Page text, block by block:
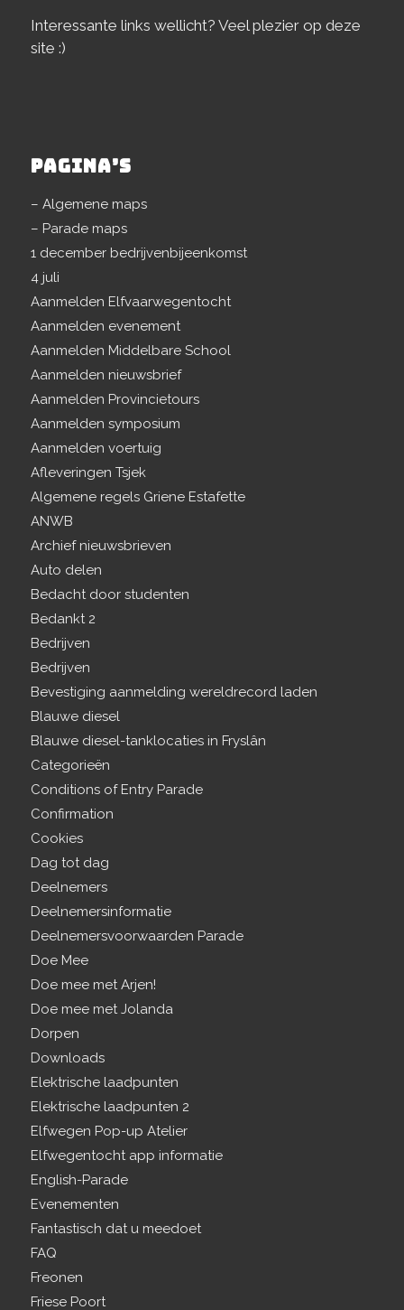
Interessante links wellicht? Veel plezier op deze
site :)
PAGINA’S
– Algemene maps
– Parade maps
1 december bedrijvenbijeenkomst
4 juli
Aanmelden Elfvaarwegentocht
Aanmelden evenement
Aanmelden Middelbare School
Aanmelden nieuwsbrief
Aanmelden Provincietours
Aanmelden symposium
Aanmelden voertuig
Afleveringen Tsjek
Algemene regels Griene Estafette
ANWB
Archief nieuwsbrieven
Auto delen
Bedacht door studenten
Bedankt 2
Bedrijven
Bedrijven
Bevestiging aanmelding wereldrecord laden
Blauwe diesel
Blauwe diesel-tanklocaties in Fryslân
Categorieën
Conditions of Entry Parade
Confirmation
Cookies
Dag tot dag
Deelnemers
Deelnemersinformatie
Deelnemersvoorwaarden Parade
Doe Mee
Doe mee met Arjen!
Doe mee met Jolanda
Dorpen
Downloads
Elektrische laadpunten
Elektrische laadpunten 2
Elfwegen Pop-up Atelier
Elfwegentocht app informatie
English-Parade
Evenementen
Fantastisch dat u meedoet
FAQ
Freonen
Friese Poort